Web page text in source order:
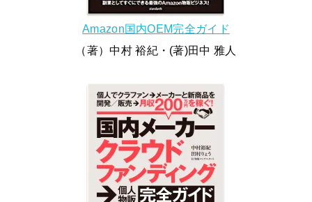
Amazon国内OEM完全ガイド
（著）中村 裕紀・(著)田中 雅人